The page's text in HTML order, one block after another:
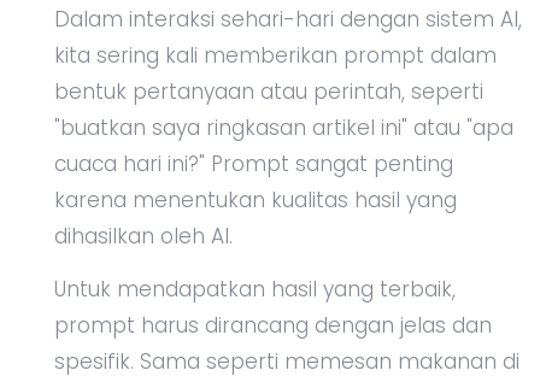
Dalam interaksi sehari-hari dengan sistem AI,
kita sering kali memberikan prompt dalam
bentuk pertanyaan atau perintah, seperti
"buatkan saya ringkasan artikel ini" atau "apa
cuaca hari ini?" Prompt sangat penting
karena menentukan kualitas hasil yang
dihasilkan oleh AI.
Untuk mendapatkan hasil yang terbaik,
prompt harus dirancang dengan jelas dan
spesifik. Sama seperti memesan makanan di